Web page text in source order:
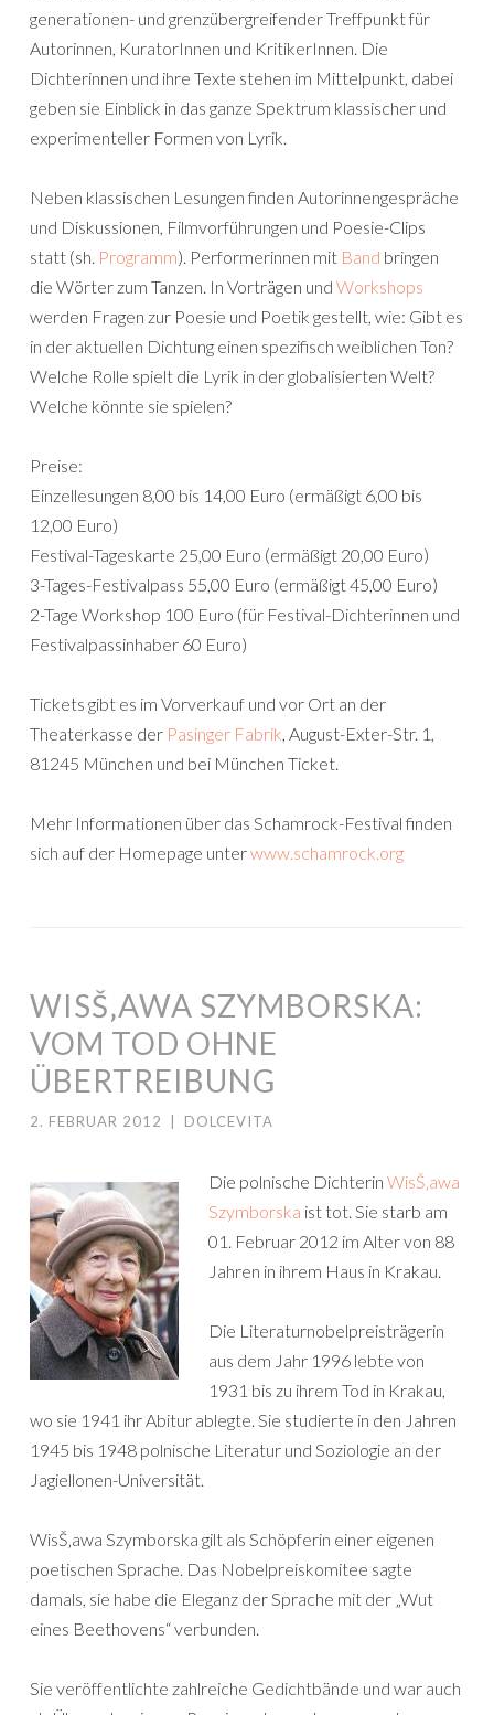
generationen- und grenzübergreifender Treffpunkt für
Autorinnen, KuratorInnen und KritikerInnen. Die
Dichterinnen und ihre Texte stehen im Mittelpunkt, dabei
geben sie Einblick in das ganze Spektrum klassischer und
experimenteller Formen von Lyrik.
Neben klassischen Lesungen finden Autorinnengespräche
und Diskussionen, Filmvorführungen und Poesie-Clips
statt (sh. Programm). Performerinnen mit Band bringen
die Wörter zum Tanzen. In Vorträgen und Workshops
werden Fragen zur Poesie und Poetik gestellt, wie: Gibt es
in der aktuellen Dichtung einen spezifisch weiblichen Ton?
Welche Rolle spielt die Lyrik in der globalisierten Welt?
Welche könnte sie spielen?
Preise:
Einzellesungen 8,00 bis 14,00 Euro (ermäßigt 6,00 bis
12,00 Euro)
Festival-Tageskarte 25,00 Euro (ermäßigt 20,00 Euro)
3-Tages-Festivalpass 55,00 Euro (ermäßigt 45,00 Euro)
2-Tage Workshop 100 Euro (für Festival-Dichterinnen und
Festivalpassinhaber 60 Euro)
Tickets gibt es im Vorverkauf und vor Ort an der
Theaterkasse der Pasinger Fabrik, August-Exter-Str. 1,
81245 München und bei München Ticket.
Mehr Informationen über das Schamrock-Festival finden
sich auf der Homepage unterwww.schamrock.org
WISŠ‚AWA SZYMBORSKA:
VOM TOD OHNE
ÜBERTREIBUNG
2. FEBRUAR 2012 DOLCEVITA
Die polnische Dichterin WisŠ‚awa
Szymborska ist tot. Sie starb am
01. Februar 2012 im Alter von 88
Jahren in ihrem Haus in Krakau.
Die Literaturnobelpreisträgerin
aus dem Jahr 1996 lebte von
1931 bis zu ihrem Tod in Krakau,
wo sie 1941 ihr Abitur ablegte. Sie studierte in den Jahren
1945 bis 1948 polnische Literatur und Soziologie an der
Jagiellonen-Universität.
WisŠ‚awa Szymborska gilt als Schöpferin einer eigenen
poetischen Sprache. Das Nobelpreiskomitee sagte
damals, sie habe die Eleganz der Sprache mit der „Wut
eines Beethovens“ verbunden.
Sie veröffentlichte zahlreiche Gedichtbände und war auch